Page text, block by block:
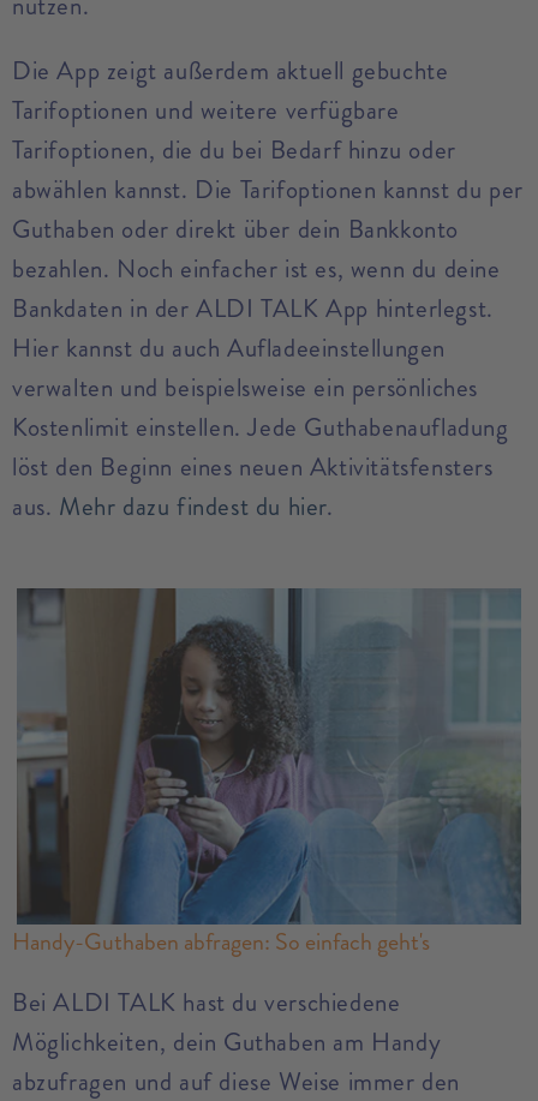
Die App zeigt außerdem aktuell gebuchte
Tarifoptionen und weitere verfügbare
Tarifoptionen, die du bei Bedarf hinzu oder
abwählen kannst. Die Tarifoptionen kannst du per
Guthaben oder direkt über dein Bankkonto
bezahlen. Noch einfacher ist es, wenn du deine
Bankdaten in der ALDI TALK App hinterlegst.
Hier kannst du auch Aufladeeinstellungen
verwalten und beispielsweise ein persönliches
Kostenlimit einstellen. Jede Guthabenaufladung
löst den Beginn eines neuen Aktivitätsfensters
aus. Mehr dazu findest du hier.
Handy-Guthaben abfragen: So einfach geht's
Bei ALDI TALK hast du verschiedene
Möglichkeiten, dein Guthaben am Handy
abzufragen und auf diese Weise immer den